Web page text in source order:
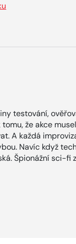
testování,
že akce
A každá
Navíc když
Špionážní sci-fi